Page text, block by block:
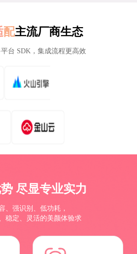
配主流厂商生态
台 SDK，集成流程更高效
尽显专业实力
、强识别、低功耗，
稳定、灵活的美颜体验求